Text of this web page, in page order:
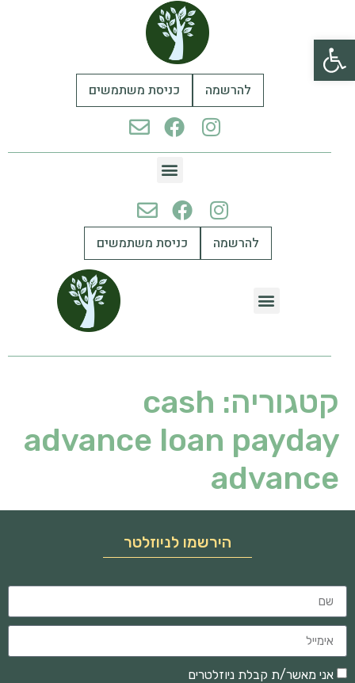
פתח סרגל נגישות
להרשמה כניסת משתמשים
להרשמה כניסת משתמשים
קטגוריה: cash
advance loan payday
advance
הירשמו לניוזלטר
אני מאשר/ת קבלת ניוזלטרים